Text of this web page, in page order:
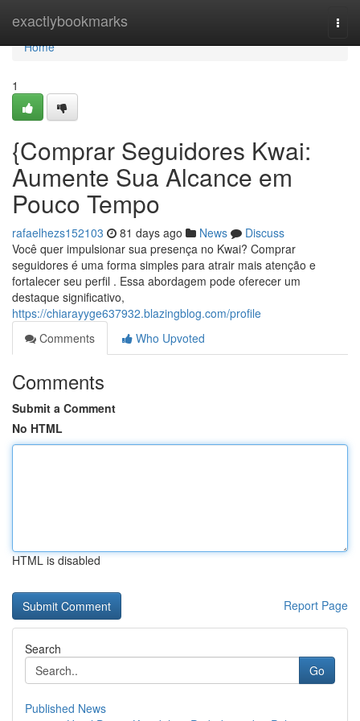
exactlybookmarks
Home
Home
1
{Comprar Seguidores Kwai:
Aumente Sua Alcance em
Pouco Tempo
rafaelhezs152103 81 days ago News
Discuss
Você quer impulsionar sua presença no Kwai? Comprar
seguidores é uma forma simples para atrair mais atenção e
fortalecer seu perfil . Essa abordagem pode oferecer um
destaque significativo,
https://chiarayyge637932.blazingblog.com/profile
Comments
Who Upvoted
Comments
Submit a Comment
No HTML
HTML is disabled
Report Page
Search
Go
Published News